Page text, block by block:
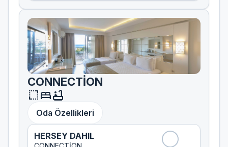
CONNECTİON
resizebedbathtub
Oda Özellikleri
HERSEY DAHIL